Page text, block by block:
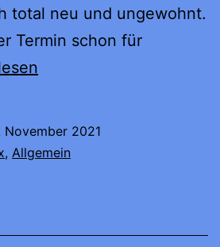
total neu und ungewohnt.
Termin schon für
November 2021
, Allgemein